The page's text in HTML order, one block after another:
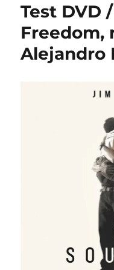
Test DVD
Freedom,
Alejandro